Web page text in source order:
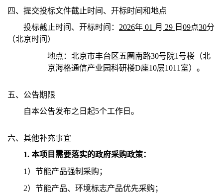
四、提交投标文件截止时间、开标时间和地点
投标截止时间、开标时间： 2026年 01 月 29 日 09点30分
（北京时间）
地点： 北京市丰台区五圈南路30号院1号楼（北
京海格通信产业园科研楼D座10层1011室） 。
五、公告期限
自本公告发布之日起5个工作日。
六、其他补充事宜
1. 本项目需要落实的政府采购政策：
1 ）节能产品强制采购；
2）节能产品、环境标志产品优先采购；